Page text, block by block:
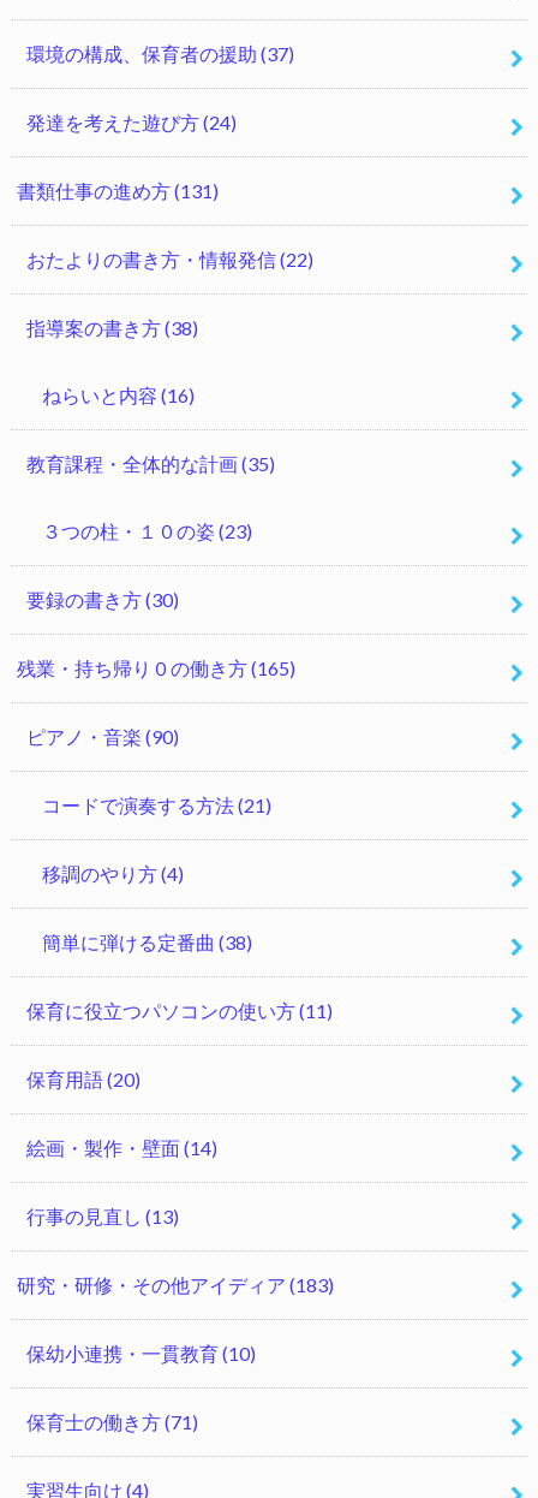
環境の構成、保育者の援助 (37)
発達を考えた遊び方(24)
書類仕事の進め方(131)
おたよりの書き方・情報発信(22)
指導案の書き方(38)
ねらいと内容 (16)
教育課程・全体的な計画(35)
３つの柱・１０の姿(23)
要録の書き方(30)
残業・持ち帰り０の働き方(165)
ピアノ・音楽 (90)
コードで演奏する方法(21)
移調のやり方(4)
簡単に弾ける定番曲 (38)
保育に役立つパソコンの使い方(11)
保育用語(20)
絵画・製作・壁面(14)
行事の見直し (13)
研究・研修・その他アイディア (183)
保幼小連携・一貫教育(10)
保育士の働き方(71)
実習生向け (4)